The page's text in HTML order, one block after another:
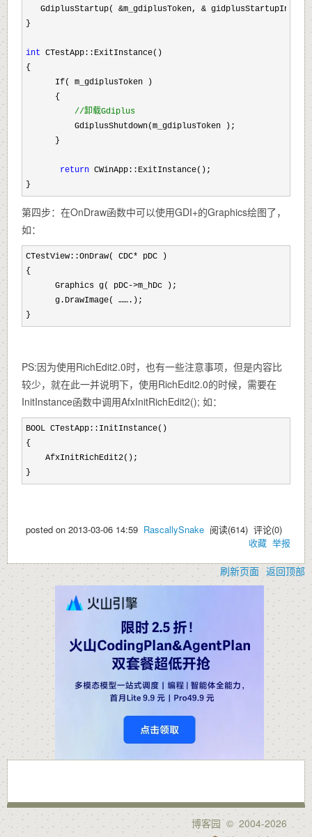
   GdiplusStartup(
&m_gdiplusToken, & gidplusStartupInput,
}
int CTestApp::ExitInstance()
{
      If( m_gdiplusToken )
      {
//卸载Gdiplus
          GdiplusShutdown(m_gdiplusToken );
      }
return CWinApp::ExitInstance();
}
第四步：在OnDraw函数中可以使用GDI+的Graphics绘图了，
如：
CTestView::OnDraw( CDC* pDC )
{
      Graphics g( pDC
->m_hDc );
      g.DrawImage( …….);
}
PS:因为使用RichEdit2.0时，也有一些注意事项，但是内容比
较少，就在此一并说明下，使用RichEdit2.0的时候，需要在
InitInstance函数中调用AfxInitRichEdit2(); 如：
BOOL CTestApp::InitInstance()
{
    AfxInitRichEdit2();
}
posted on 2013-03-06 14:59 RascallySnake 阅读(614) 评论(0)
收藏 举报
刷新页面 返回顶部
博客园© 2004-2026